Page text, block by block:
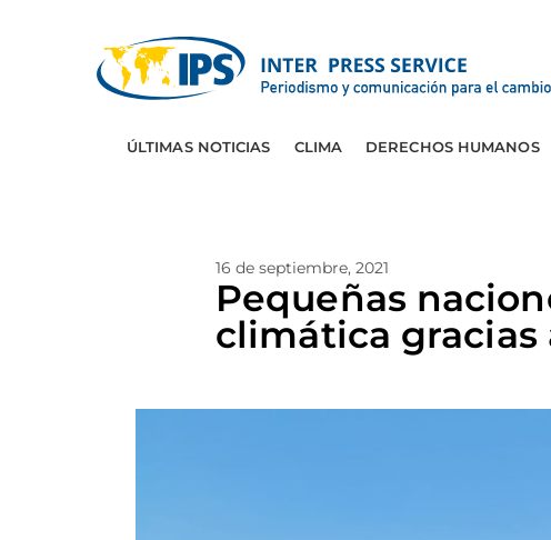
ÚLTIMAS NOTICIAS CLIMA DERECHOS HUMANOS
16 de septiembre, 2021
Pequeñas
climática gracias